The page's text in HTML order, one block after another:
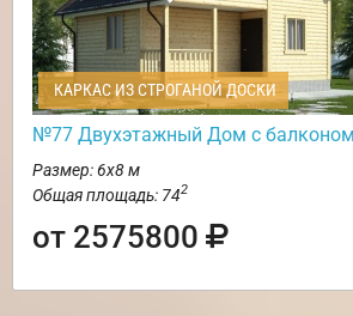
КАРКАС ИЗ СТРОГАНОЙ ДОСКИ
№77 Двухэтажный Дом с
Размер: 6х8 м
Общая площадь: 742
от 2575800